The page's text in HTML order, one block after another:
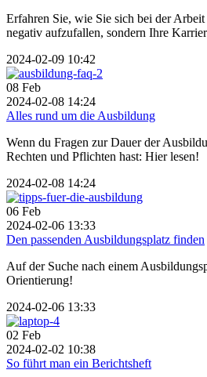
Erfahren Sie, wie Sie sich bei der
negativ aufzufallen, sondern Ihre
2024-02-09 10:42
08 Feb
2024-02-08 14:24
Alles rund um die Ausbildung
Wenn du Fragen zur Dauer der
Rechten und Pflichten hast: Hier lesen!
2024-02-08 14:24
06 Feb
2024-02-06 13:33
Den passenden Ausbildungsplatz finden
Auf der Suche nach einem
Orientierung!
2024-02-06 13:33
02 Feb
2024-02-02 10:38
So führt man ein Berichtsheft